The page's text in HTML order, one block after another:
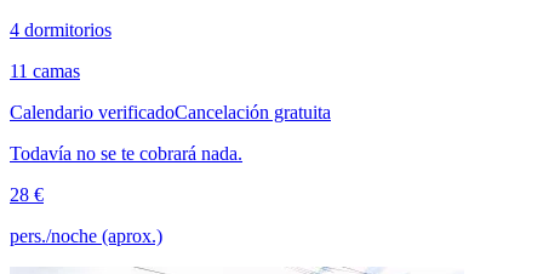
4 dormitorios
11 camas
Calendario verificadoCancelación gratuita
Todavía no se te cobrará nada.
28 €
pers./noche (aprox.)